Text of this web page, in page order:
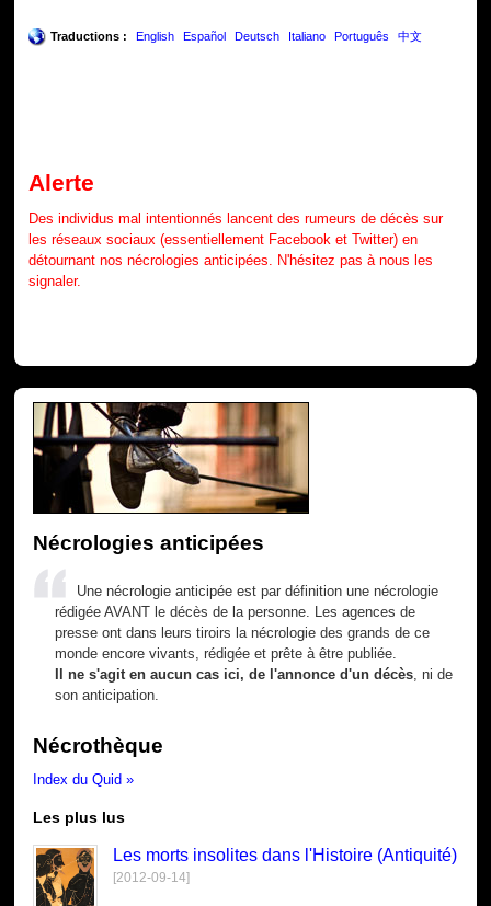
Traductions : English Español Deutsch Italiano Português 中文
Alerte
Des individus mal intentionnés lancent des rumeurs de décès sur
les réseaux sociaux (essentiellement Facebook et Twitter) en
détournant nos nécrologies anticipées. N'hésitez pas à nous les
signaler.
Nécrologies anticipées
Une nécrologie anticipée est par définition une nécrologie
rédigée AVANT le décès de la personne. Les agences de
presse ont dans leurs tiroirs la nécrologie des grands de ce
monde encore vivants, rédigée et prête à être publiée.
Il ne s'agit en aucun cas ici, de l'annonce d'un décès , ni de
son anticipation.
Nécrothèque
Index du Quid »
Les plus lus
Les morts insolites dans l'Histoire (Antiquité)
[2012-09-14]